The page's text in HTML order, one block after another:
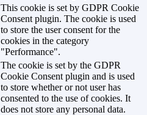
This cookie is set by GDPR Cookie
Consent plugin. The cookie is used
to store the user consent for the
cookies in the category
"Performance".
The cookie is set by the GDPR
Cookie Consent plugin and is used
to store whether or not user has
consented to the use of cookies. It
does not store any personal data.